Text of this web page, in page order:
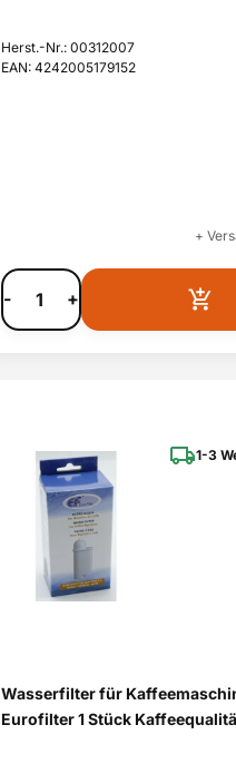
Herst.-Nr.: 00312007
EAN: 4242005179152
+
- +
1-3
Wasserfilter für
Eurofilter 1 Stück